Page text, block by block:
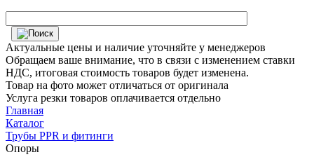
Актуальные цены и наличие уточняйте у менеджеров
Обращаем ваше внимание, что в связи с изменением ставки
НДС, итоговая стоимость товаров будет изменена.
Товар на фото может отличаться от оригинала
Услуга резки товаров оплачивается отдельно
Главная
Каталог
Трубы PPR и фитинги
Опоры